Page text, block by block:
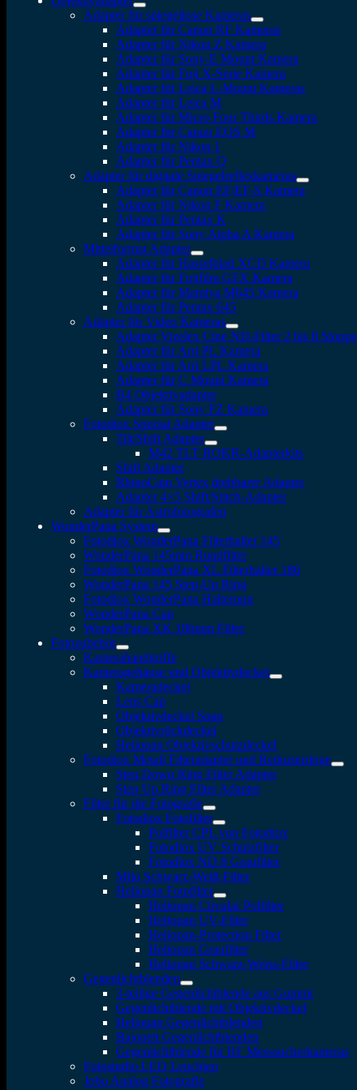
Adapter für spiegellose Kameras
Adapter für Canon RF Kameras
Adapter für Nikon Z Kamera
Adapter für Sony-E Mount Kamera
Adapter für Fuji X-Serie Kamera
Adapter für Leica L-Mount Kameras
Adapter für Leica M
Adapter für Micro Four Thirds Kamera
Adapter für Canon EOS M
Adapter für Nikon 1
Adapter für Pentax Q
Adapter für digitale Spiegelreflexkameras
Adapter für Canon EF/EF-S Kamera
Adapter für Nikon F Kamera
Adapter für Pentax K
Adapter für Sony Alpha A Kamera
Mittelformat Adapter
Adapter für Hasselblad XCD Kamera
Adapter für Fujifilm GFX Kamera
Adapter für Mamiya M645 Kamera
Adapter für Pentax 645
Adapter für Video Kameras
Adapter Vizelex Cine ND-Filter 2 bis 8 Stopps
Adapter für Arri PL Kamera
Adapter für Arri LPL Kamera
Adapter für C Mount Kamera
B4 Objektivadapter
Adapter für Sony FZ Kamera
Fotodiox Spezial Adapter
Tilt/Shift Adapter
M42 TLT ROKR-Adapterkits
Shift Adapter
RhinoCam Vertex drehbarer Adapter
Adapter 4×5 Shift/Stitch-Adapter
Adapter für Astrofotografen
WonderPana System
Fotodiox WonderPana Filterhalter 145
WonderPana 145mm Rundfilter
Fotodiox WonderPana XL Filterhalter 186
WonderPana 145 Step-Up Ring
Fotodiox WonderPana Halterung
WonderPana Cap
WonderPana XK 186mm Filter
Fotozubehör
Kamerahandgriffe
Kameragehäuse und Objektivdeckel
Kameradeckel
Lens Cap
Objektivdeckel Snap
Objektivrückdeckel
Heliopan Objektivschutzdeckel
Fotodiox Metall Filteradapter und Reduzierringe
Step Down Ring Filter Adapter
Step Up Ring Filter Adapter
Filter für die Fotografie
Fotodiox Fotofilter
Polfilter CPL von Fotodiox
Fotodiox UV Schutzfilter
Fotodiox ND 8 Graufilter
Milo Schwarz-Weiß-Filter
Heliopan Fotofilter
Heliopan Circular Polfilter
Heliopan UV-Filter
Heliopan-Protection Filter
Heliopan Graufilter
Heliopan Schwarz-Weiss-Filter
Gegenlichtblenden
3-teilige Gegenlichtblende aus Gummi
Gegenlichtblende mit Objektivdeckel
Heliopan Gegenlichtblenden
Bajonett Gegenlichtblenden
Gegenlichtblende für RF Messsucherkameras
Fotostudio LED Leuchten
Jobo Analog Fotografie